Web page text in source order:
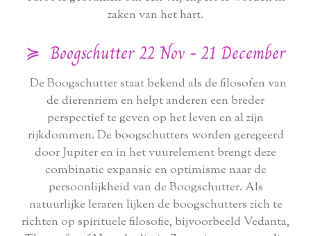
zaken van het hart.
≽ Boogschutter 22 Nov - 21 December
De Boogschutter staat bekend als de filosofen van
de dierenriem en helpt anderen een breder
perspectief te geven op het leven en al zijn
rijkdommen. De boogschutters worden geregeerd
door Jupiter en in het vuurelement brengt deze
combinatie expansie en optimisme naar de
persoonlijkheid van de Boogschutter. Als
natuurlijke leraren lijken de boogschutters zich te
richten op spirituele filosofie, bijvoorbeeld Vedanta,